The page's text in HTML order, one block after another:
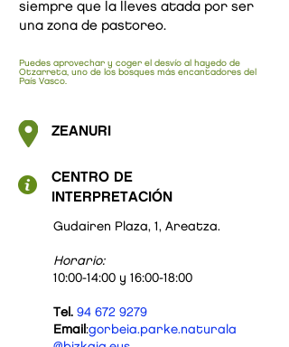
siempre que la lleves atada por ser
una zona de pastoreo.
Puedes aprovechar y coger el desvío al hayedo de
Otzarreta, uno de los bosques más encantadores del
País Vasco.
ZEANURI
CENTRO DE
INTERPRETACIÓN
Gudairen Plaza, 1, Areatza.
Horario:
10:00-14:00 y 16:00-18:00
Tel. 94 672 9279
Email :gorbeia.parke.naturala